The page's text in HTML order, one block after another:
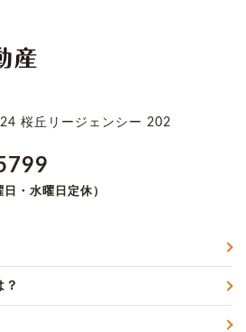
桜丘リージェンシー 202
・水曜日定休）
？